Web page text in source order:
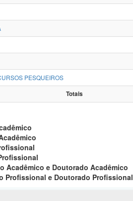
PESQUEIROS
Totais
Acadêmico
Acadêmico e Doutorado Acadêmico
Profissional e Doutorado Profissional